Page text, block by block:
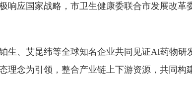
响应国家战略，市卫生健康委联合市发展改革
生、艾昆纬等全球知名企业共同见证AI药物研
理念为引领，整合产业链上下游资源，共同构